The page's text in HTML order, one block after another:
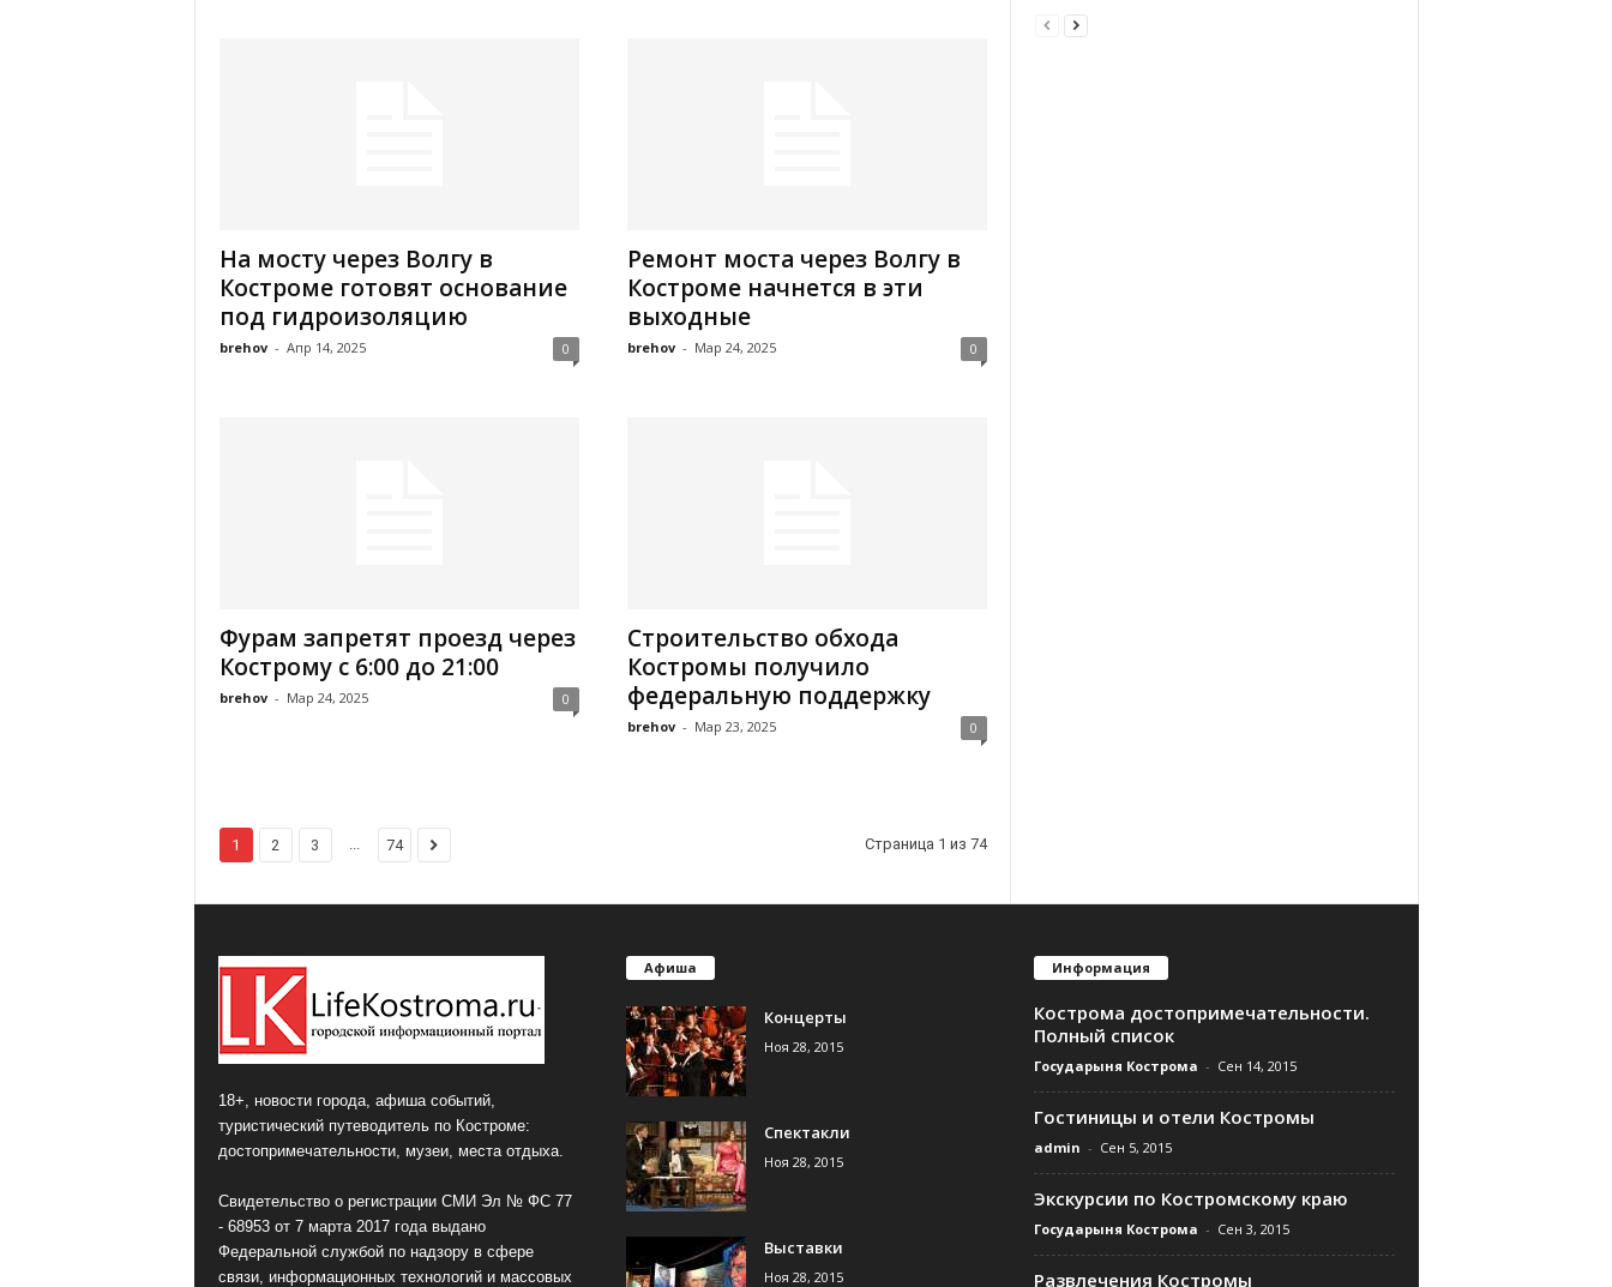
На мосту через Волгу в
Костроме готовят основание
под гидроизоляцию
brehov - Апр 14, 2025 0
Ремонт моста через Волгу в
Костроме начнется в эти
выходные
brehov - Мар 24, 2025 0
Фурам запретят проезд через
Кострому с 6:00 до 21:00
brehov - Мар 24, 2025 0
Строительство обхода
Костромы получило
федеральную поддержку
brehov - Мар 23, 2025 0
1 2 3 ... 74 Страница 1 из 74
18+, новости города, афиша событий,
туристический путеводитель по Костроме:
достопримечательности, музеи, места отдыха.
Свидетельство о регистрации СМИ Эл № ФС 77
- 68953 от 7 марта 2017 года выдано
Федеральной службой по надзору в сфере
связи, информационных технологий и массовых
Афиша
Концерты
Ноя 28, 2015
Спектакли
Ноя 28, 2015
Выставки
Ноя 28, 2015
Информация
Кострома достопримечательности.
Полный список
Государыня Кострома - Сен 14, 2015
Гостиницы и отели Костромы
admin - Сен 5, 2015
Экскурсии по Костромскому краю
Государыня Кострома - Сен 3, 2015
Развлечения Костромы